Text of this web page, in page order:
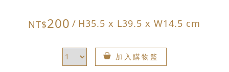
NT$200 / H35.5 x L39.5 x W14.5 cm
加入購物籃